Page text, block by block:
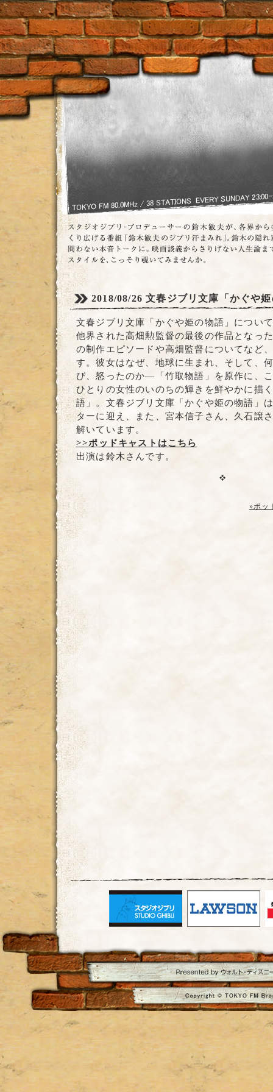
2018/08/26文春ジブリ文庫「かぐや
文春ジブリ文庫「かぐや姫の物語」につい
他界された高畑勲監督の最後の作品となっ
の制作エピソードや高畑監督についてなど
す。彼女はなぜ、地球に生まれ、そして、
び、怒ったのか―「竹取物語」を原作に、
ひとりの女性のいのちの輝きを鮮やかに描
語」。文春ジブリ文庫「かぐや姫の物語」
ターに迎え、また、宮本信子さん、久石譲
解いています。
>>ポッドキャストはこちら
出演は鈴木さんです。
»ポッ